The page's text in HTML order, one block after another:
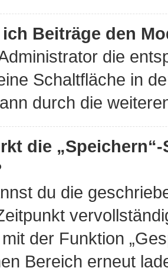
Beiträge den
die
Schaltfläche in
durch die
die
du die
der Funktion
Bereich erneut